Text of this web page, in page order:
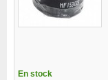
En stock